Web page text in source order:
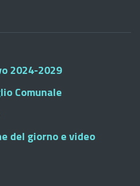
2024-2029
Comunale
del giorno e video